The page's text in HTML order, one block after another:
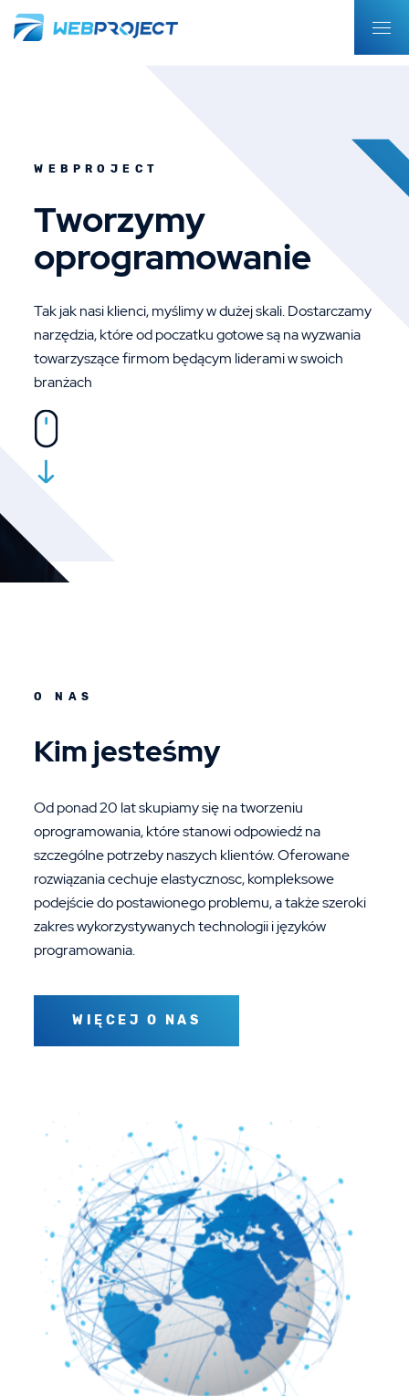
WEBPROJECT
Tworzymy
oprogramowanie
Tak jak nasi klienci, myślimy w dużej skali. Dostarczamy
narzędzia, które od poczatku gotowe są na wyzwania
towarzyszące firmom będącym liderami w swoich
branżach
O NAS
Kim jesteśmy
Od ponad 20 lat skupiamy się na tworzeniu
oprogramowania, które stanowi odpowiedź na
szczególne potrzeby naszych klientów. Oferowane
rozwiązania cechuje elastycznosc, kompleksowe
podejście do postawionego problemu, a także szeroki
zakres wykorzystywanych technologii i języków
programowania.
WIĘCEJ O NAS